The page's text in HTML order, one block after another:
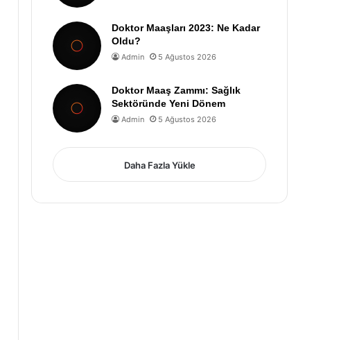
Doktor Maaşları 2023: Ne Kadar
Oldu?
Admin 5 Ağustos 2026
Doktor Maaş Zammı: Sağlık
Sektöründe Yeni Dönem
Admin 5 Ağustos 2026
Daha Fazla Yükle